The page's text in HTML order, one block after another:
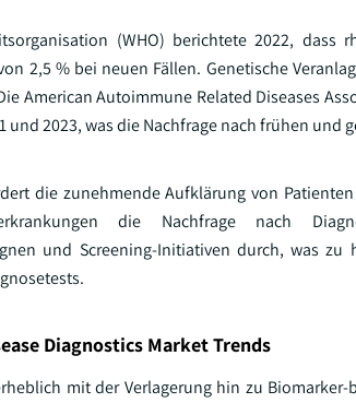
(WHO) berichtete 2022,
2,5 % bei neuen Fällen. Genetische
American Autoimmune Related Diseases
und 2023, was die Nachfrage nach frühen
die zunehmende Aufklärung von
die Nachfrage nach
und Screening-Initiativen durch, was
Diagnostics Market Trends
mit der Verlagerung hin zu